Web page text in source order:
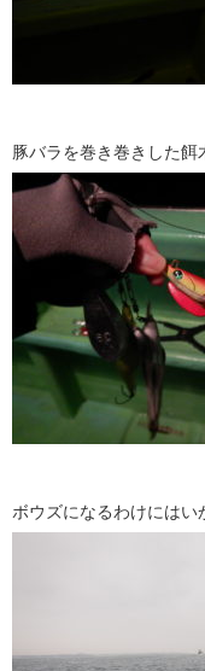
豚バラを巻き巻きした餌
ボウズになるわけにはい